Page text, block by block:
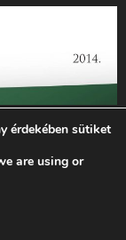
működésének
támogatási
támogatta az
érdekében sütiket
are using or